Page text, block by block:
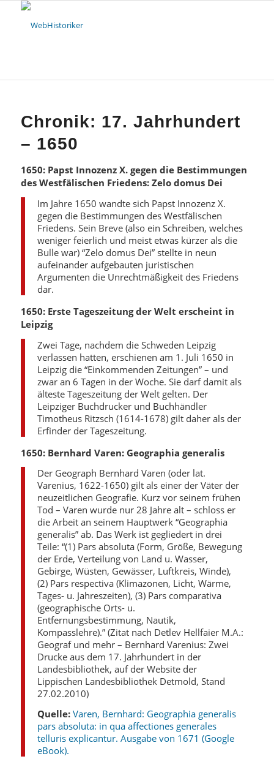
Chronik: 17. Jahrhundert
– 1650
1650: Papst Innozenz X. gegen die Bestimmungen
des Westfälischen Friedens: Zelo domus Dei
Im Jahre 1650 wandte sich Papst Innozenz X.
gegen die Bestimmungen des Westfälischen
Friedens. Sein Breve (also ein Schreiben, welches
weniger feierlich und meist etwas kürzer als die
Bulle war) “Zelo domus Dei” stellte in neun
aufeinander aufgebauten juristischen
Argumenten die Unrechtmäßigkeit des Friedens
dar.
1650: Erste Tageszeitung der Welt erscheint in
Leipzig
Zwei Tage, nachdem die Schweden Leipzig
verlassen hatten, erschienen am 1. Juli 1650 in
Leipzig die “Einkommenden Zeitungen” – und
zwar an 6 Tagen in der Woche. Sie darf damit als
älteste Tageszeitung der Welt gelten. Der
Leipziger Buchdrucker und Buchhändler
Timotheus Ritzsch (1614-1678) gilt daher als der
Erfinder der Tageszeitung.
1650: Bernhard Varen: Geographia generalis
Der Geograph Bernhard Varen (oder lat.
Varenius, 1622-1650) gilt als einer der Väter der
neuzeitlichen Geografie. Kurz vor seinem frühen
Tod – Varen wurde nur 28 Jahre alt – schloss er
die Arbeit an seinem Hauptwerk “Geographia
generalis” ab. Das Werk ist gegliedert in drei
Teile: “(1) Pars absoluta (Form, Größe, Bewegung
der Erde, Verteilung von Land u. Wasser,
Gebirge, Wüsten, Gewässer, Luftkreis, Winde),
(2) Pars respectiva (Klimazonen, Licht, Wärme,
Tages- u. Jahreszeiten), (3) Pars comparativa
(geographische Orts- u.
Entfernungsbestimmung, Nautik,
Kompasslehre).” (Zitat nach Detlev Hellfaier M.A.:
Geograf und mehr – Bernhard Varenius: Zwei
Drucke aus dem 17. Jahrhundert in der
Landesbibliothek, auf der Website der
Lippischen Landesbibliothek Detmold, Stand
27.02.2010)
Quelle: Varen, Bernhard: Geographia generalis
pars absoluta: in qua affectiones generales
telluris explicantur. Ausgabe von 1671 (Google
eBook).